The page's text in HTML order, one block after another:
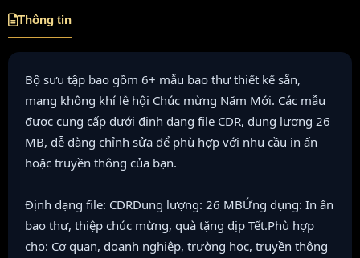
Thông tin
Bộ sưu tập bao gồm 6+ mẫu bao thư thiết kế sẵn,
mang không khí lễ hội Chúc mừng Năm Mới. Các mẫu
được cung cấp dưới định dạng file CDR, dung lượng 26
MB, dễ dàng chỉnh sửa để phù hợp với nhu cầu in ấn
hoặc truyền thông của bạn.
Định dạng file: CDRDung lượng: 26 MBỨng dụng: In ấn
bao thư, thiệp chúc mừng, quà tặng dịp Tết.Phù hợp
cho: Cơ quan, doanh nghiệp, trường học, truyền thông